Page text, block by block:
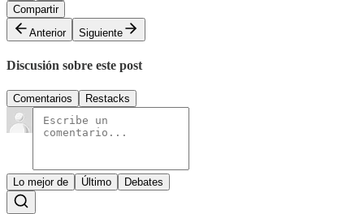
Compartir
Anterior
Siguiente
Discusión sobre este post
Comentarios Restacks
Lo mejor de Último Debates